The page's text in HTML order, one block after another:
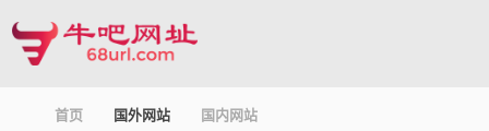
首页 国外网站 国内网站